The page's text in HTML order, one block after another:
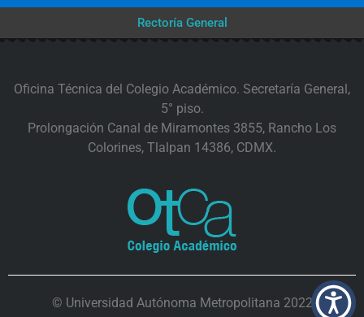
Rectoría General
Oficina Técnica del Colegio Académico. Secretaría General,
5° piso.
Prolongación Canal de Miramontes 3855, Rancho Los
Colorines, Tlalpan 14386, CDMX.
© Universidad Autónoma Metropolitana 2022